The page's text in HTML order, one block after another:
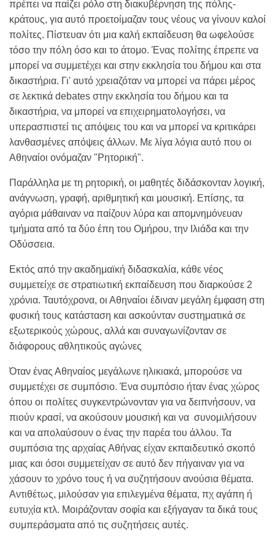
πρέπει να παίζει ρόλο στη διακυβέρνηση της πόλης-
κράτους, για αυτό προετοίμαζαν τους νέους να γίνουν καλοί
πολίτες. Πίστευαν ότι μια καλή εκπαίδευση θα ωφελούσε
τόσο την πόλη όσο και το άτομο. Ένας πολίτης έπρεπε να
μπορεί να συμμετέχει και στην εκκλησία του δήμου και στα
δικαστήρια. Γι' αυτό χρειαζόταν να μπορεί να πάρει μέρος
σε λεκτικά debates στην εκκλησία του δήμου και τα
δικαστήρια, να μπορεί να επιχειρηματολογήσει, να
υπερασπιστεί τις απόψεις του και να μπορεί να κριτικάρει
λανθασμένες απόψεις άλλων. Με λίγα λόγια αυτό που οι
Αθηναίοι ονόμαζαν "Ρητορική".
Παράλληλα με τη ρητορική, οι μαθητές διδάσκονταν λογική,
ανάγνωση, γραφή, αριθμητική και μουσική. Επίσης, τα
αγόρια μάθαιναν να παίζουν λύρα και απομνημόνευαν
τμήματα από τα δύο έπη του Ομήρου, την Ιλιάδα και την
Οδύσσεια.
Εκτός από την ακαδημαϊκή διδασκαλία, κάθε νέος
συμμετείχε σε στρατιωτική εκπαίδευση που διαρκούσε 2
χρόνια. Ταυτόχρονα, οι Αθηναίοι έδιναν μεγάλη έμφαση στη
φυσική τους κατάσταση και ασκούνταν συστηματικά σε
εξωτερικούς χώρους, αλλά και συναγωνίζονταν σε
διάφορους αθλητικούς αγώνες
Όταν ένας Αθηναίος μεγάλωνε ηλικιακά, μπορούσε να
συμμετέχει σε συμπόσιο. Ένα συμπόσιο ήταν ένας χώρος
όπου οι πολίτες συγκεντρώνονταν για να δειπνήσουν, να
πιούν κρασί, να ακούσουν μουσική και να συνομιλήσουν
και να απολαύσουν ο ένας την παρέα του άλλου. Τα
συμπόσια της αρχαίας Αθήνας είχαν εκπαιδευτικό σκοπό
μιας και όσοι συμμετείχαν σε αυτό δεν πήγαιναν για να
χάσουν το χρόνο τους ή να συζητήσουν ανούσια θέματα.
Αντιθέτως, μιλούσαν για επιλεγμένα θέματα, πχ αγάπη ή
ευτυχία κτλ. Μοιράζονταν σοφία και εξήγαγαν τα δικά τους
συμπεράσματα από τις συζητήσεις αυτές.